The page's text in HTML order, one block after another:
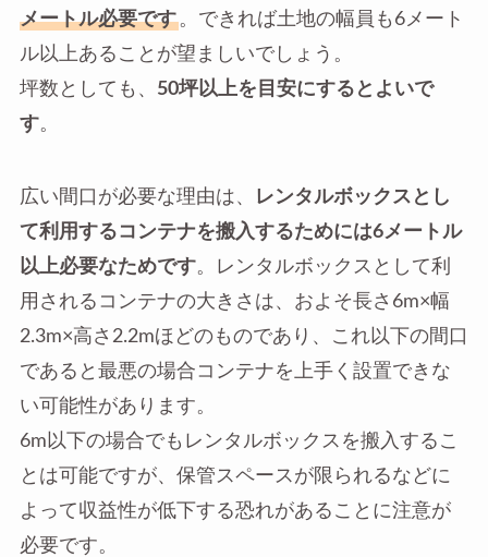
メートル必要です。できれば土地の幅員も6メート
ル以上あることが望ましいでしょう。
坪数としても、 50坪以上を目安にするとよいで
す。
広い間口が必要な理由は、
レンタルボックスとし
て利用するコンテナを搬入するためには6メートル
以上必要なためです。レンタルボックスとして利
用されるコンテナの大きさは、およそ長さ6m×幅
2.3m×高さ2.2mほどのものであり、これ以下の間口
であると最悪の場合コンテナを上手く設置できな
い可能性があります。
6m以下の場合でもレンタルボックスを搬入するこ
とは可能ですが、保管スペースが限られるなどに
よって収益性が低下する恐れがあることに注意が
必要です。